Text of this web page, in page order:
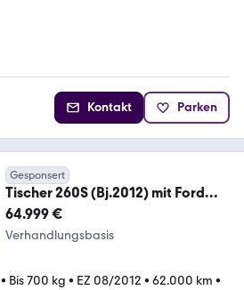
Kontakt Parken
Gesponsert
Tischer 260S (Bj.2012) mit Ford
Ranger 3.2L (Bj.2019)
64.999 €
Verhandlungsbasis
• Bis 700 kg • EZ 08/2012 • 62.000 km •